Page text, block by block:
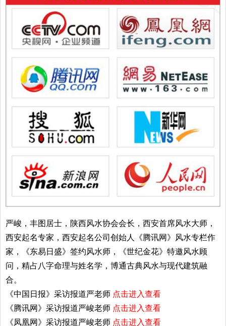
严峻，丰图居士，陕西风水协会会长，西安首席风水大师，
西安起名专家，西安起名公司创始人《腾讯网》风水专栏作
家，《东易日盛》签约风水师，《世纪金花》特邀风水顾
问，精占八字命理与姓名学，博通古典风水与现代建筑融
合。
《中国日报》采访报道严老师 点击进入查看
《腾讯网》采访报道严峻老师 点击进入查看
《凤凰网》采访报道严峻老师 点击进入查看